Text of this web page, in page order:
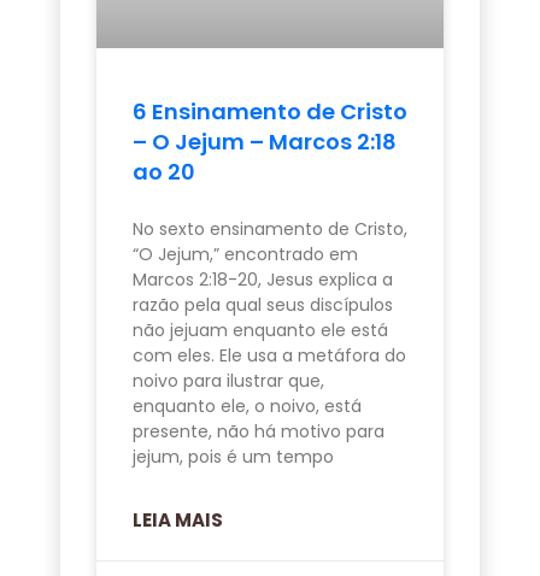
6 Ensinamento de Cristo
– O Jejum – Marcos 2:18
ao 20
No sexto ensinamento de Cristo,
“O Jejum,” encontrado em
Marcos 2:18-20, Jesus explica a
razão pela qual seus discípulos
não jejuam enquanto ele está
com eles. Ele usa a metáfora do
noivo para ilustrar que,
enquanto ele, o noivo, está
presente, não há motivo para
jejum, pois é um tempo
LEIA MAIS